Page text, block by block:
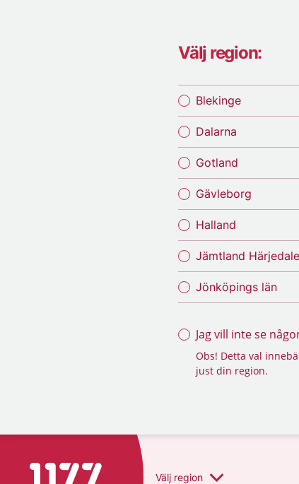
Välj region:
Blekinge
Dalarna
Gotland
Gävleborg
Halland
Jämtland
Jönköpings län
Jag vill inte se
Obs! Detta val
just din region.
Till startsidan för 1177 Välj region